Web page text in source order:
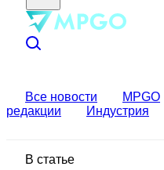
Все новости MPGO
редакции
Индустрия
В статье